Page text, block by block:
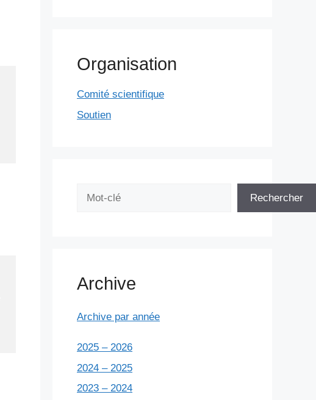
Organisation
Comité scientifique
Soutien
Rechercher
Archive
Archive par année
2025 – 2026
2024 – 2025
2023 – 2024